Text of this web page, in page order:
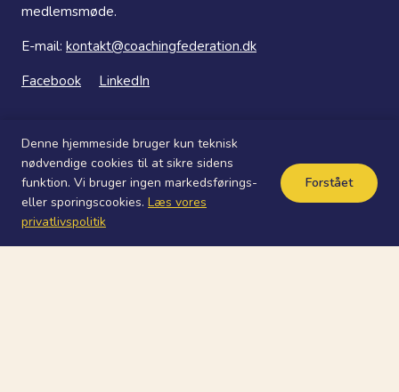
medlemsmøde.
E-mail: kontakt@coachingfederation.dk
Facebook
LinkedIn
© 2026 ICF Chapter Danmark
Denne hjemmeside bruger kun teknisk
nødvendige cookies til at sikre sidens
funktion. Vi bruger ingen markedsførings-
eller sporingscookies. Læs vores
privatlivspolitik
Forstået